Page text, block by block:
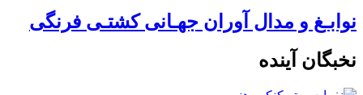
نوابـغ و مدال آوران جهـانی کشتـی فرنگی
نخبگان آینده